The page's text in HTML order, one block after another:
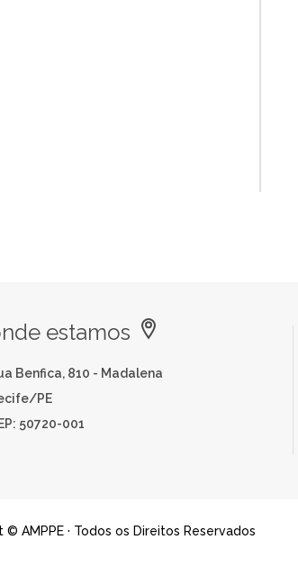
estamos
Benfica, 810 - Madalena
PE
50720-001
© AMPPE · Todos os Direitos Reservados